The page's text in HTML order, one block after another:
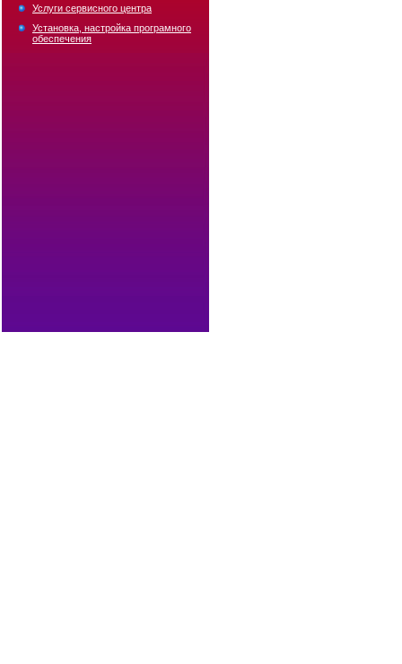
Услуги сервисного центра
Установка, настройка програмного
обеспечения